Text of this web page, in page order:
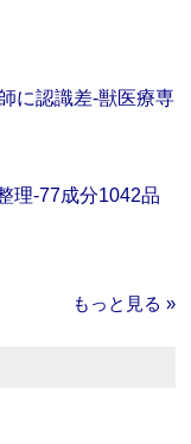
に認識差‐獣医療専
理‐77成分1042品
もっと見る »